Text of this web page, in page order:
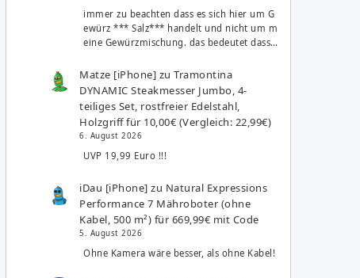
immer zu beachten dass es sich hier um G
ewürz *** Salz*** handelt und nicht um m
eine Gewürzmischung. das bedeutet dass…
Matze [iPhone] zuTramontina
DYNAMIC Steakmesser Jumbo, 4-
teiliges Set, rostfreier Edelstahl,
Holzgriff für 10,00€ (Vergleich: 22,99€)
6. August 2026
UVP 19,99 Euro !!!
iDau [iPhone] zu Natural Expressions
Performance 7 Mähroboter (ohne
Kabel, 500 m²) für 669,99€ mit Code
5. August 2026
Ohne Kamera wäre besser, als ohne Kabel!